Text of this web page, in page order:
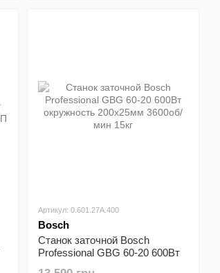
Артикул: 0.601.27A.400
Bosch
Станок заточной Bosch
Professional GBG 60-20 600Вт